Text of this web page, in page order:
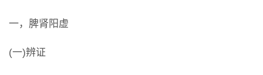
一，脾肾阳虚
(一)辨证